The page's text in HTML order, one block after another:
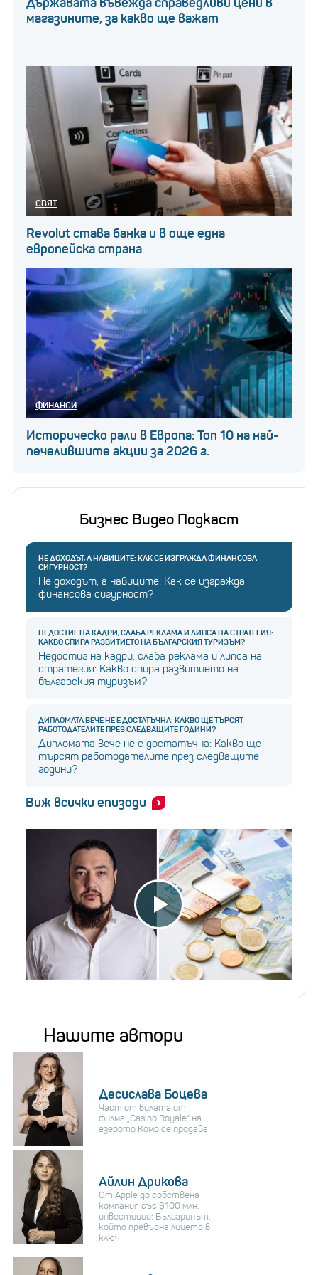
магазините, за какво ще важат
СВЯТ
Revolut става банка и в още една
европейска страна
ФИНАНСИ
Историческо рали в Европа: Топ 10 на най-
печелившите акции за 2026 г.
Бизнес Видео Подкаст
НЕ ДОХОДЪТ, А НАВИЦИТЕ: КАК СЕ ИЗГРАЖДА ФИНАНСОВА
СИГУРНОСТ?
Не доходът, а навиците: Как се изгражда
финансова сигурност?
НЕДОСТИГ НА КАДРИ, СЛАБА РЕКЛАМА И ЛИПСА НА СТРАТЕГИЯ:
КАКВО СПИРА РАЗВИТИЕТО НА БЪЛГАРСКИЯ ТУРИЗЪМ?
Недостиг на кадри, слаба реклама и липса на
стратегия: Какво спира развитието на
българския туризъм?
ДИПЛОМАТА ВЕЧЕ НЕ Е ДОСТАТЪЧНА: КАКВО ЩЕ ТЪРСЯТ
РАБОТОДАТЕЛИТЕ ПРЕЗ СЛЕДВАЩИТЕ ГОДИНИ?
Дипломата вече не е достатъчна: Какво ще
търсят работодателите през следващите
години?
Виж всички епизоди
Нашите автори
Десислава Боцева
Част от вилата от
филма „Casino Royale“ на
езерото Комо се продава
Айлин Дрикова
От Apple до собствена
компания със $100 млн.
инвестиции: Българинът,
който превърна лицето в
ключ